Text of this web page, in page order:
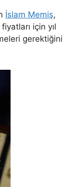
İslam Memiş,
için yıl
gerektiğini